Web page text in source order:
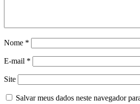
Nome *
E-mail *
Site
Salvar meus dados neste navegador